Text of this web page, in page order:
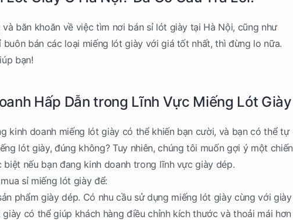
băn khoăn về việc tìm nơi bán sỉ lót giày tại Hà Nội, cũng như
bán các loại miếng lót giày với giá tốt nhất, thì đừng lo nữa.
bạn!
Hấp Dẫn trong Lĩnh Vực Miếng Lót Giày
kinh doanh miếng lót giày có thể khiến bạn cười, và bạn có thể tự
lót giày, đúng không? Tuy nhiên, chúng tôi muốn gợi ý một chiến
biệt nếu bạn đang kinh doanh trong lĩnh vực giày dép.
sỉ miếng lót giày để:
phẩm giày dép. Có nhu cầu sử dụng miếng lót giày cùng với giày
có thể giúp khách hàng điều chỉnh kích thước và thoải mái hơn